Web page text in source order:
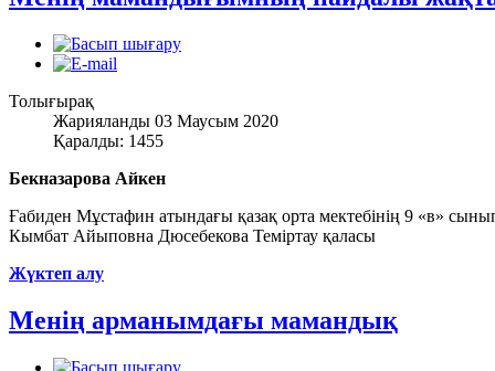
Толығырақ
Жарияланды 03 Маусым 2020
Қаралды: 1455
Бекназарова Айкен
Ғабиден Мұстафин атындағы қазақ орта мектебінің 9 «в»
Кымбат Айыповна Дюсебекова Теміртау қаласы
Жүктеп алу
Менің арманымдағы мамандық